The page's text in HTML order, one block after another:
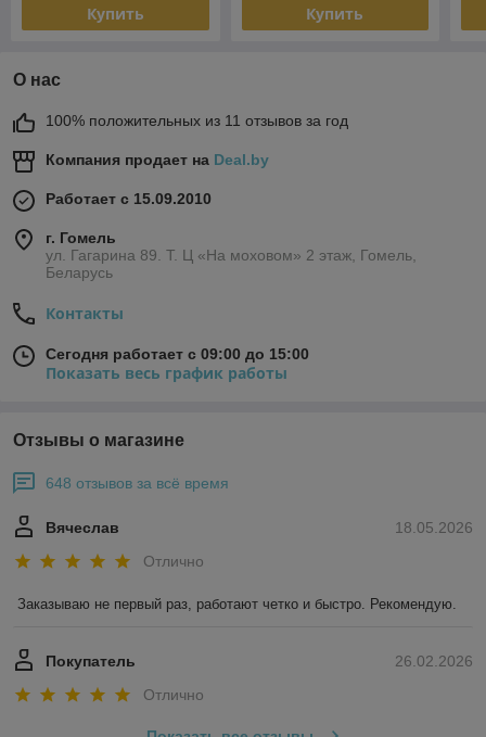
Купить Купить
О нас
100% положительных из 11 отзывов за год
Компания продает на Deal.by
Работает с 15.09.2010
г. Гомель
ул. Гагарина 89. Т. Ц «На моховом» 2 этаж, Гомель,
Беларусь
Контакты
Сегодня работает с 09:00 до 15:00
Показать весь график работы
Отзывы о магазине
648 отзывов за всё время
18.05.2026
Вячеслав
Отлично
Заказываю не первый раз, работают четко и быстро. Рекомендую.
26.02.2026
Покупатель
Отлично